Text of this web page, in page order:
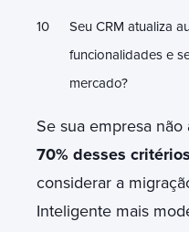
Seu CRM atualiza
funcionalidades e
mercado?
Se sua empresa
70% desses critérios
considerar a
Inteligente mais